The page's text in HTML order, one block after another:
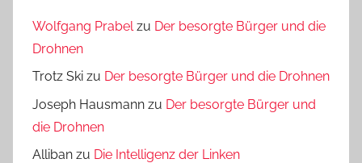
Wolfgang Prabelzu Der besorgte Bürger und die
Drohnen
Trotz Ski zu Der besorgte Bürger und die Drohnen
Joseph Hausmann zu Der besorgte Bürger und
die Drohnen
Alliban zu Die Intelligenz der Linken